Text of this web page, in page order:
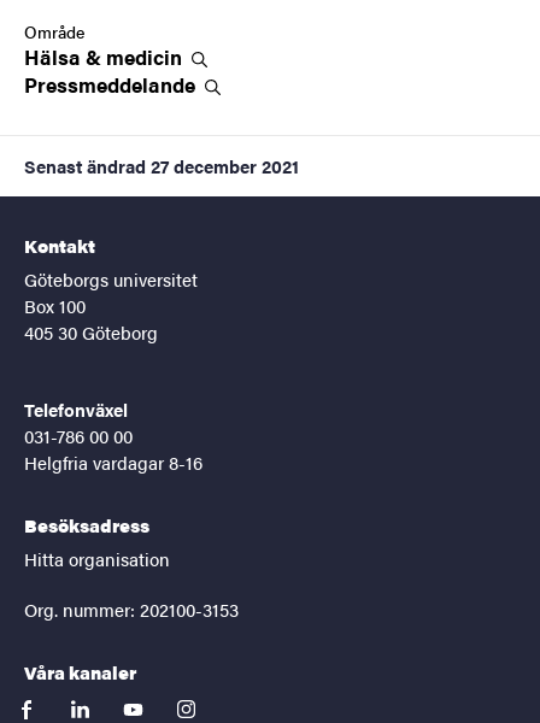
Område
Hälsa & medicin
Pressmeddelande
Senast ändrad 27 december 2021
Kontakt
Göteborgs universitet
Box 100
405 30 Göteborg
Telefonväxel
031-786 00 00
Helgfria vardagar 8-16
Besöksadress
Hitta organisation
Org. nummer: 202100-3153
Våra kanaler